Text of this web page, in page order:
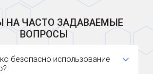
НА ЧАСТО ЗАДАВАЕМЫЕ
ВОПРОСЫ
безопасно использование